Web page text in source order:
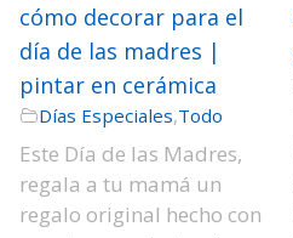
cómo decorar para el
día de las madres |
pintar en cerámica
Días Especiales,Todo
Este Día de las Madres,
regala a tu mamá un
regalo original hecho con